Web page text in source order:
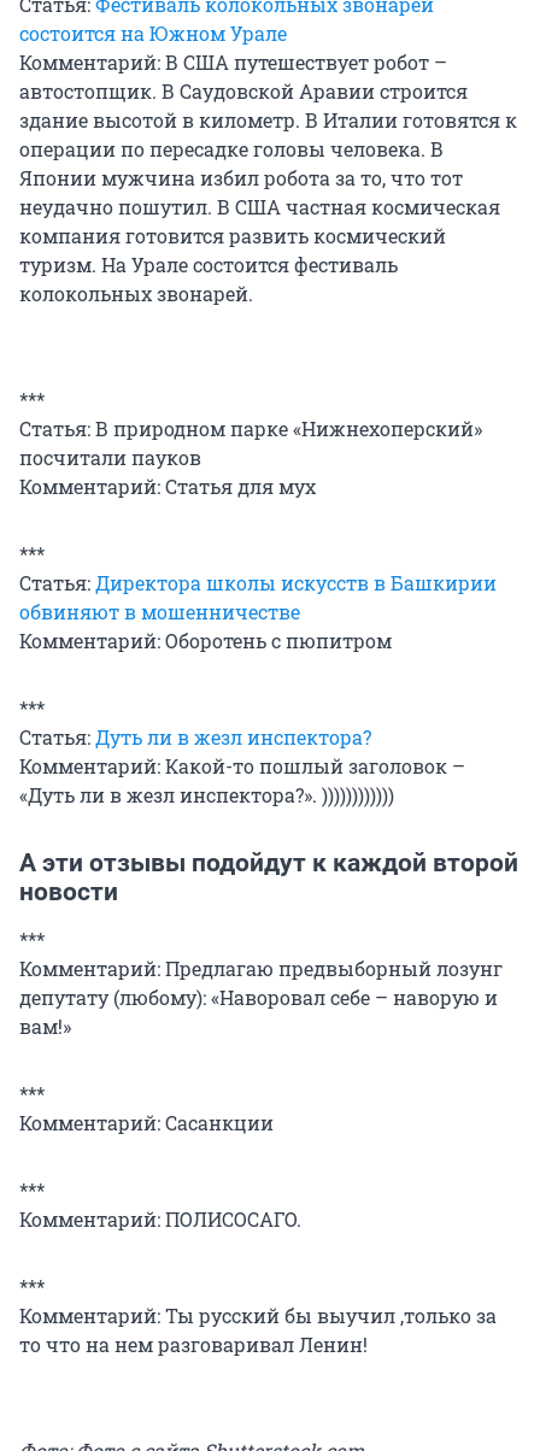
состоится на Южном Урале
Комментарий: В США путешествует робот –
автостопщик. В Саудовской Аравии строится
здание высотой в километр. В Италии готовятся к
операции по пересадке головы человека. В
Японии мужчина избил робота за то, что тот
неудачно пошутил. В США частная космическая
компания готовится развить космический
туризм. На Урале состоится фестиваль
колокольных звонарей.
***
Статья: В природном парке «Нижнехоперский»
посчитали пауков
Комментарий: Статья для мух
***
Статья:Директора школы искусств в Башкирии
обвиняют в мошенничестве
Комментарий: Оборотень с пюпитром
***
Статья:Дуть ли в жезл инспектора?
Комментарий: Какой-то пошлый заголовок –
«Дуть ли в жезл инспектора?». ))))))))))))
А эти отзывы подойдут к каждой второй
новости
***
Комментарий: Предлагаю предвыборный лозунг
депутату (любому): «Наворовал себе – наворую и
вам!»
***
Комментарий: Сасанкции
***
Комментарий: ПОЛИСОСАГО.
***
Комментарий: Ты русский бы выучил ,только за
то что на нем разговаривал Ленин!